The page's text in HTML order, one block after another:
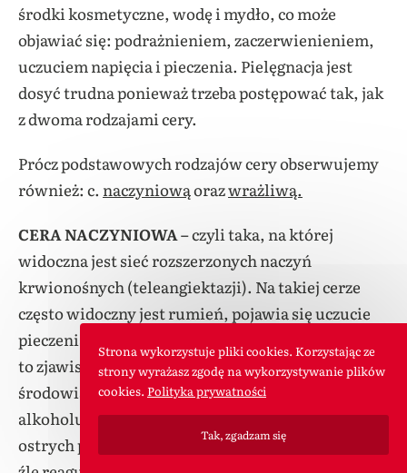
środki kosmetyczne, wodę i mydło, co może
objawiać się: podrażnieniem, zaczerwienieniem,
uczuciem napięcia i pieczenia. Pielęgnacja jest
dosyć trudna ponieważ trzeba postępować tak, jak
z dwoma rodzajami cery.
Prócz podstawowych rodzajów cery obserwujemy
również: c. naczyniowąorazwrażliwą.
CERA NACZYNIOWA –czyli taka, na której
widoczna jest sieć rozszerzonych naczyń
krwionośnych (teleangiektazji). Na takiej cerze
często widoczny jest rumień, pojawia się uczucie
pieczenia i rozgrzania. Do z przyczyn nasilających
to zjawisko zaliczamy: zanieczyszczenie
środowiska, palenie papierosów, nadużywanie
alkoholu, picie mocnej kawy i herbaty, spożywanie
ostrych przypraw. Skóra naczyniowa zazwyczaj
Strona wykorzystuje pliki cookies. Korzystając ze
strony wyrażasz zgodę na wykorzystywanie plików
cookies. Polityka prywatności
Tak, zgadzam się